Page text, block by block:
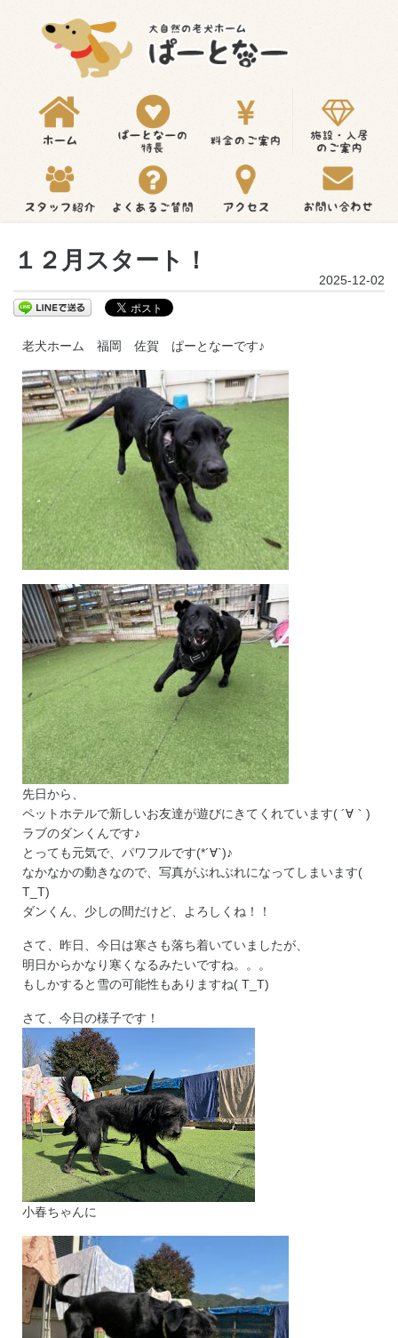
１２月スタート！
2025-12-02
老犬ホーム 福岡 佐賀 ぱーとなーです♪
先日から、
ペットホテルで新しいお友達が遊びにきてくれています( ´∀｀)
ラブのダンくんです♪
とっても元気で、パワフルです(*´∀`)♪
なかなかの動きなので、写真がぶれぶれになってしまいます(
T_T)
ダンくん、少しの間だけど、よろしくね！！
さて、昨日、今日は寒さも落ち着いていましたが、
明日からかなり寒くなるみたいですね。。。
もしかすると雪の可能性もありますね( T_T)
さて、今日の様子です！
小春ちゃんに